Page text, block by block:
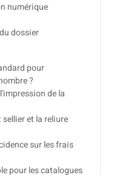
numérique
dossier
pour
?
de la
et la reliure
sur les frais
pour les catalogues